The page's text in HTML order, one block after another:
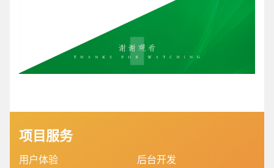
项目服务
用户体验
后台开发